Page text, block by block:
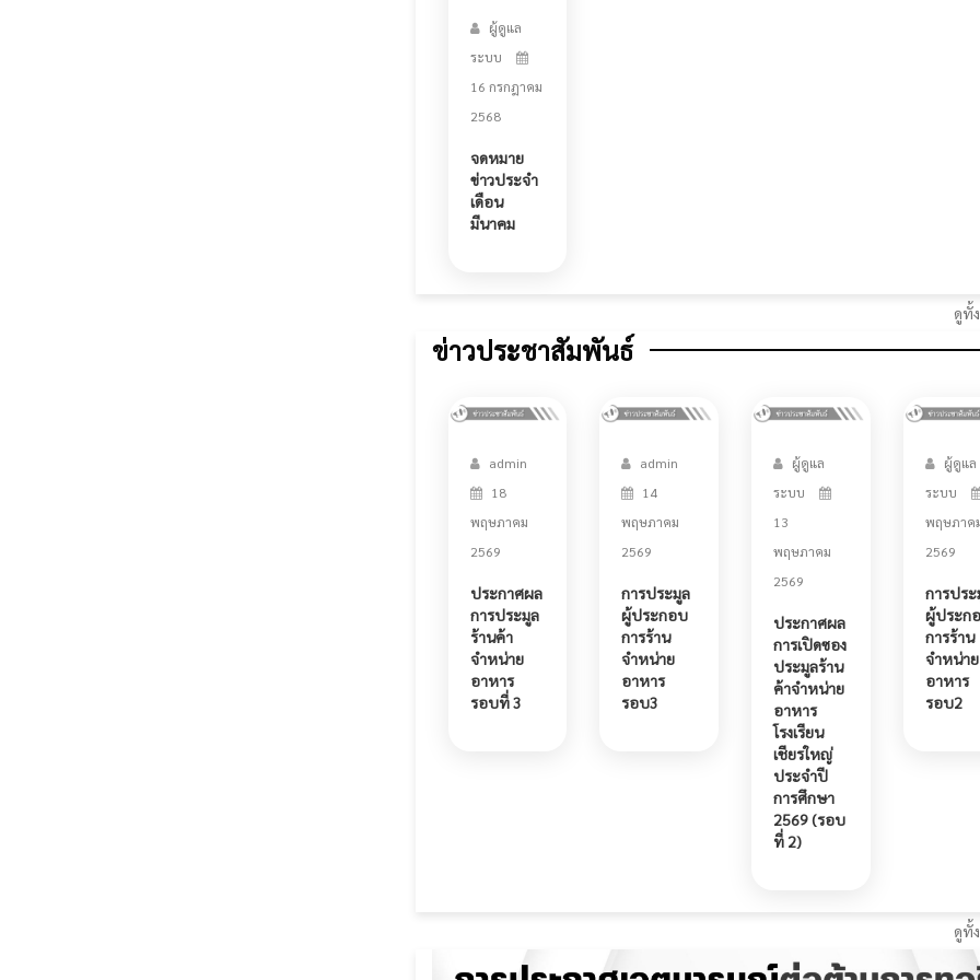
ผู้ดูแล
ระบบ
16 กรกฎาคม
2568
จดหมาย
ข่าวประจำ
เดือน
มีนาคม
ดูทั้
ข่าวประชาสัมพันธ์
admin
18
พฤษภาคม
2569
ประกาศผล
การประมูล
ร้านค้า
จำหน่าย
อาหาร
รอบที่ 3
admin
14
พฤษภาคม
2569
การประมูล
ผู้ประกอบ
การร้าน
จำหน่าย
อาหาร
รอบ3
ผู้ดูแล
ระบบ
13
พฤษภาคม
2569
ประกาศผล
การเปิดซอง
ประมูลร้าน
ค้าจำหน่าย
อาหาร
โรงเรียน
เชียรใหญ่
ประจำปี
การศึกษา
2569 (รอบ
ที่ 2)
ผู้ดูแล
ระบบ
พฤษภาค
2569
การปร
ผู้ประก
การร้าน
จำหน่าย
อาหาร
รอบ2
ดูทั้